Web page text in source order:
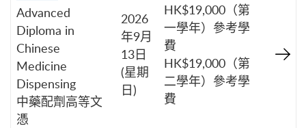
Advanced
Diploma in
Chinese
Medicine
Dispensing
中藥配劑高等文
憑
2026
年9月
13日
(星期
日)
HK$19,000（第
一學年）參考學
費
HK$19,000（第
二學年）參考學
費